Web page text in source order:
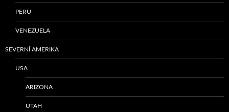
PERU
VENEZUELA
SEVERNÍ AMERIKA
USA
ARIZONA
UTAH